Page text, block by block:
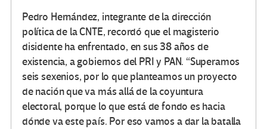
Pedro Hernández, integrante de la dirección
política de la CNTE, recordó que el magisterio
disidente ha enfrentado, en sus 38 años de
existencia, a gobiernos del PRI y PAN. Superamos
seis sexenios, por lo que planteamos un proyecto
de nación que va más allá de la coyuntura
electoral, porque lo que está de fondo es hacia
dónde va este país. Por eso vamos a dar la batalla